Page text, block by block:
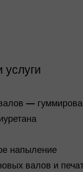
услуги
—
напыление
валов и